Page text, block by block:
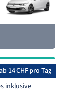
ab 14 CHF pro Tag
inklusive!